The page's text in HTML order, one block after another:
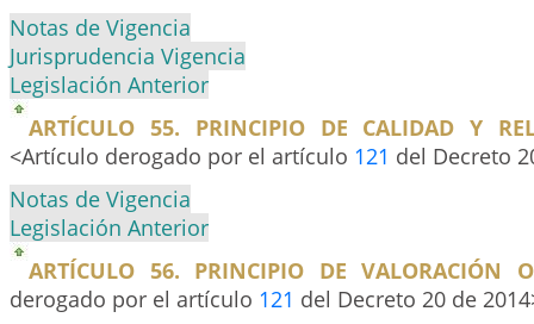
Notas de Vigencia
Jurisprudencia Vigencia
Legislación Anterior
ARTÍCULO 55. PRINCIPIO DE CALIDAD Y
<Artículo derogado por el artículo 121 del Decreto
Notas de Vigencia
Legislación Anterior
ARTÍCULO 56. PRINCIPIO DE VALORACIÓN
derogado por el artículo 121 del Decreto 20 de